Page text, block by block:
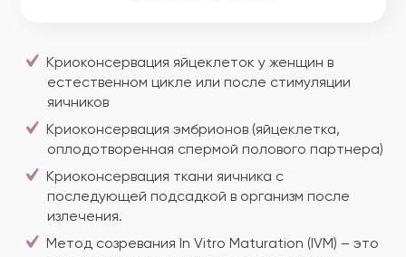
Криоконсервация яйцеклеток у женщин в
естественном цикле или после стимуляции
яичников
Криоконсервация эмбрионов (яйцеклетка,
оплодотворенная спермой полового партнера)
Криоконсервация ткани яичника с
последующей подсадкой в организм после
излечения.
Метод созревания In Vitro Maturation (IVM) – это